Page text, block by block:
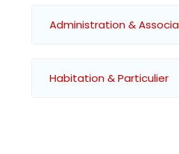
Administration &
Habitation & Particulier